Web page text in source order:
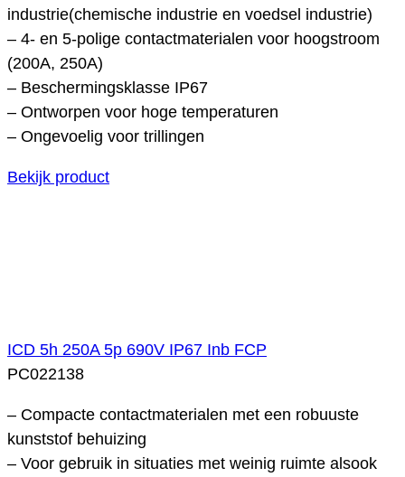
industrie(chemische industrie en voedsel industrie)
– 4- en 5-polige contactmaterialen voor hoogstroom
(200A, 250A)
– Beschermingsklasse IP67
– Ontworpen voor hoge temperaturen
– Ongevoelig voor trillingen
Bekijk product
ICD 5h 250A 5p 690V IP67 Inb FCP
PC022138
– Compacte contactmaterialen met een robuuste
kunststof behuizing
– Voor gebruik in situaties met weinig ruimte alsook